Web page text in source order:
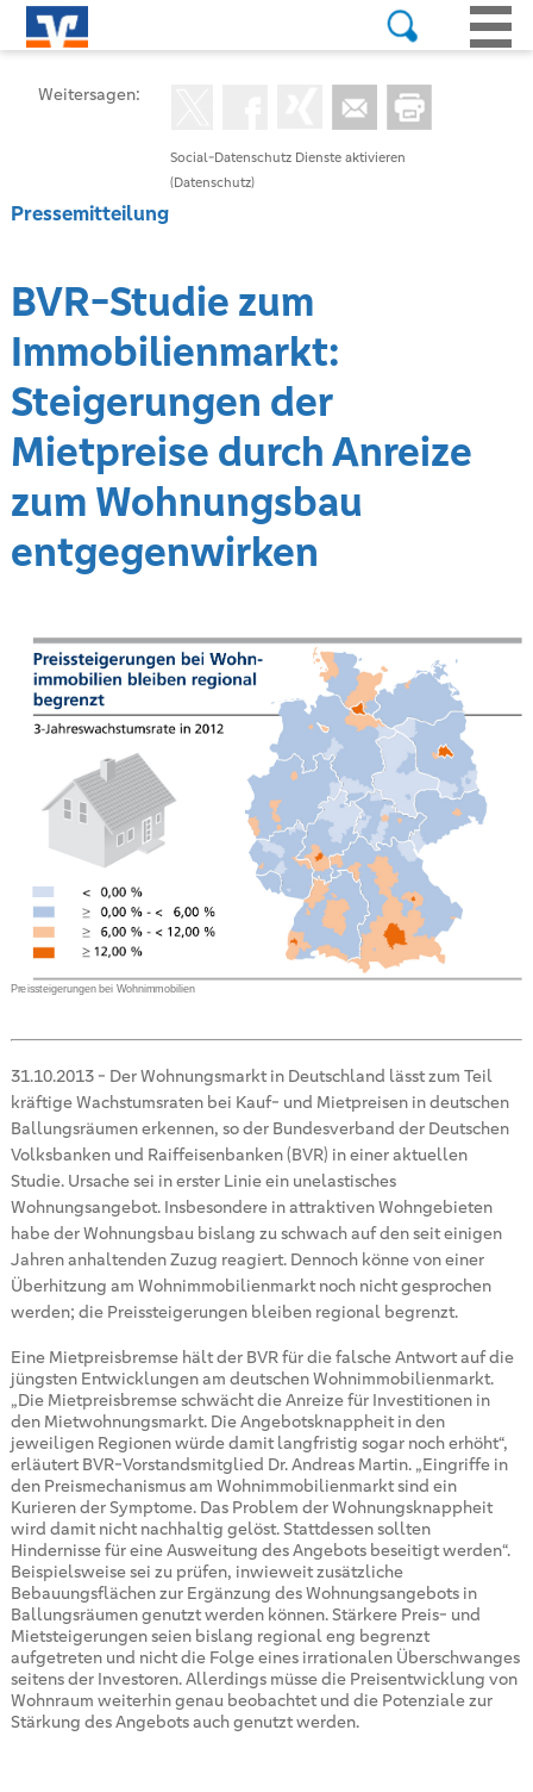
Social-Datenschutz Dienste aktivieren
(Datenschutz)
Weitersagen:
Pressemitteilung
BVR-Studie zum
Immobilienmarkt:
Steigerungen der
Mietpreise durch Anreize
zum Wohnungsbau
entgegenwirken
Preissteigerungen bei Wohnimmobilien
31.10.2013- Der Wohnungsmarkt in Deutschland lässt zum Teil
kräftige Wachstumsraten bei Kauf- und Mietpreisen in deutschen
Ballungsräumen erkennen, so der Bundesverband der Deutschen
Volksbanken und Raiffeisenbanken (BVR) in einer aktuellen
Studie. Ursache sei in erster Linie ein unelastisches
Wohnungsangebot. Insbesondere in attraktiven Wohngebieten
habe der Wohnungsbau bislang zu schwach auf den seit einigen
Jahren anhaltenden Zuzug reagiert. Dennoch könne von einer
Überhitzung am Wohnimmobilienmarkt noch nicht gesprochen
werden; die Preissteigerungen bleiben regional begrenzt.
Eine Mietpreisbremse hält der BVR für die falsche Antwort auf die
jüngsten Entwicklungen am deutschen Wohnimmobilienmarkt.
„Die Mietpreisbremse schwächt die Anreize für Investitionen in
den Mietwohnungsmarkt. Die Angebotsknappheit in den
jeweiligen Regionen würde damit langfristig sogar noch erhöht“,
erläutert BVR-Vorstandsmitglied Dr. Andreas Martin. „Eingriffe in
den Preismechanismus am Wohnimmobilienmarkt sind ein
Kurieren der Symptome. Das Problem der Wohnungsknappheit
wird damit nicht nachhaltig gelöst. Stattdessen sollten
Hindernisse für eine Ausweitung des Angebots beseitigt werden“.
Beispielsweise sei zu prüfen, inwieweit zusätzliche
Bebauungsflächen zur Ergänzung des Wohnungsangebots in
Ballungsräumen genutzt werden können. Stärkere Preis- und
Mietsteigerungen seien bislang regional eng begrenzt
aufgetreten und nicht die Folge eines irrationalen Überschwanges
seitens der Investoren. Allerdings müsse die Preisentwicklung von
Wohnraum weiterhin genau beobachtet und die Potenziale zur
Stärkung des Angebots auch genutzt werden.